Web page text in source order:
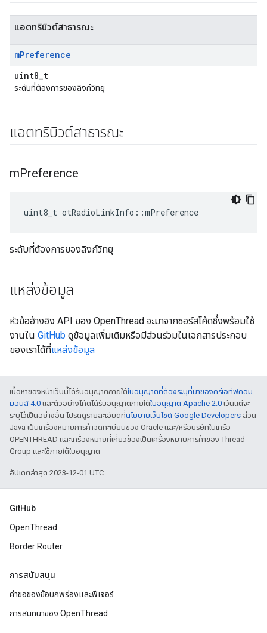
แอตทริบิวต์สาธารณะ
mPreference
uint8_t
ระดับที่ต้องการของลิงก์วิทยุ
แอตทริบิวต์สาธารณะ
mPreference
uint8_t otRadioLinkInfo ::mPreference
ระดับที่ต้องการของลิงก์วิทยุ
แหล่งข้อมูล
หัวข้ออ้างอิง API ของ OpenThread จะมาจากซอร์สโค้ดซึ่งพร้อมใช้
งานใน GitHub ดูข้อมูลเพิ่มเติมหรือมีส่วนร่วมในเอกสารประกอบ
ของเราได้ที่แหล่งข้อมูล
เนื้อหาของหน้าเว็บนี้ได้รับอนุญาตภายใต้ใบอนุญาตที่ต้องระบุที่มาของครีเอทีฟคอม
มอนส์ 4.0 และตัวอย่างโค้ดได้รับอนุญาตภายใต้ใบอนุญาต Apache 2.0 เว้นแต่จะ
ระบุไว้เป็นอย่างอื่น โปรดดูรายละเอียดที่นโยบายเว็บไซต์ Google Developers ส่วน
Java เป็นเครื่องหมายการค้าจดทะเบียนของ Oracle และ/หรือบริษัทในเครือ
OPENTHREAD และเครื่องหมายที่เกี่ยวข้องเป็นเครื่องหมายการค้าของ Thread
Group และใช้ภายใต้ใบอนุญาต
อัปเดตล่าสุด 2023-12-01 UTC
GitHub
OpenThread
Border Router
การสนับสนุน
คำขอของข้อบกพร่องและฟีเจอร์
การสนทนาของ OpenThread